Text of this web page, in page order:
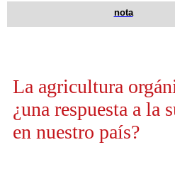
nota
La agricultura
¿una respuesta a la
en nuestro país?